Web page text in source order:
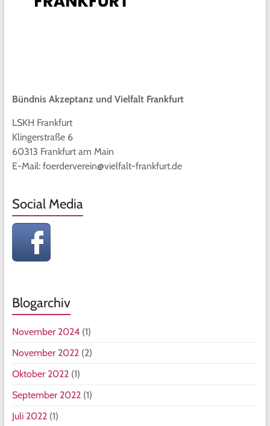
Bündnis Akzeptanz und Vielfalt Frankfurt
LSKH Frankfurt
Klingerstraße 6
60313 Frankfurt am Main
E-Mail: foerderverein@vielfalt-frankfurt.de
Social Media
Blogarchiv
November 2024(1)
November 2022(2)
Oktober 2022(1)
September 2022(1)
Juli 2022(1)